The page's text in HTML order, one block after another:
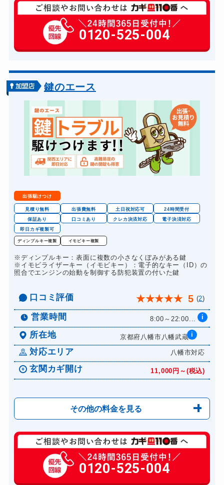
玄関カギ修理 6,600円～(税込)
玄関カギ作成 14,300円～(税込)
玄関カギ交換 14,300円～(税込)
バイクカギ開け
バイクカギ作成 16,500円～(税込)
スーツケースカギ開け 8,800円～(税込)
金庫カギ開け 14,300円～(税込)
金庫カギ交換 11,000円～(税込)
ロッカーカギ開け 8,800円～(税込)
ドアノブカギ作成 8,800円～(税込)
ドアノブカギ交換
0120-525-004
鍵のエース
出張駆けつけ
見積り無料 出張費無料 土日祝対応可
24時間受付
保証あり
口コミあり クレカ決済対応
電子決済対応
即日カギ複製可
ディンプルキー複製 イモビキー複製
※ディンプルキー：表面に複数の小さなくぼみがある鍵
※イモビライザーキー（イモビキー）：電子的なキー（ID）の
照合でエンジンの始動を制御する防犯装置の付いた鍵
口コミ評価 ★★★★★ 5 (2)
営業時間 8:00～22:00... i
所在地 京都府八幡市八幡武蔵...
i
対応エリア 八幡市対応
玄関カギ開け 11,000円～(税込)
その他の料金を見る
玄関カギ修理 6,600円～(税込)
玄関カギ交換 14,300円～(税込)
車カギ開け 13,200円～(税込)
0120-525-004